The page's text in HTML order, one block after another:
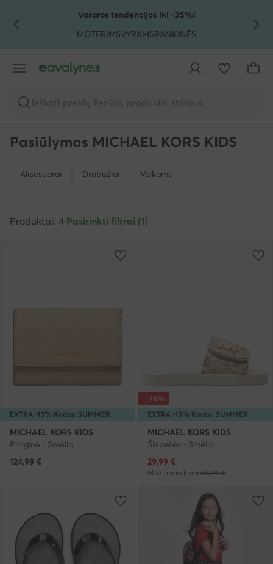
PEREITI PRIE PAGRINDINIO TURINIO
PEREITI Į PAIEŠKĄVasaros tendencijos iki -35%!
MOTERIMSVYRAMSRANKINĖS
Ieškoti prekių ženklo, produkto, stiliaus
Pasiūlymas MICHAEL KORS KIDS
Aksesuarai Drabužiai Vaikams
Produktai: 4·Pasirinkti filtrai (1)
EXTRA -15% Kodas: SUMMER
MICHAEL KORS KIDS
Piniginė · Smėlio
124,99 €
EXTRA -15% Kodas: SUMMER
-16%
MICHAEL KORS KIDS
Šlepetės · Smėlio
Dabartinė kaina
29,99 €
Mažiausia kaina35,99 €